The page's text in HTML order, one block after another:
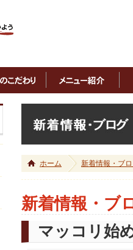
ホーム 新着情報・ブ
新着情報・ブ
マッコリ始